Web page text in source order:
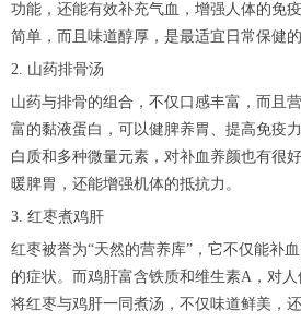
功能，还能有效补充气血，增强人体的免
简单，而且味道醇厚，是最适宜日常保健的
2. 山药排骨汤
山药与排骨的组合，不仅口感丰富，而且
富的黏液蛋白，可以健脾养胃、提高免疫
白质和多种微量元素，对补血养颜也有很
暖脾胃，还能增强机体的抵抗力。
3. 红枣煮鸡肝
红枣被誉为“天然的营养库”，它不仅能补
的症状。而鸡肝富含铁质和维生素A，对人
将红枣与鸡肝一同煮汤，不仅味道鲜美，